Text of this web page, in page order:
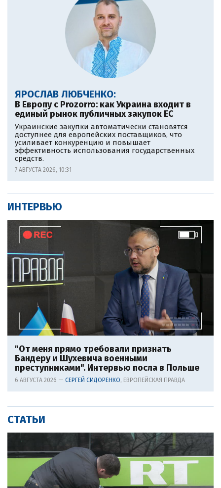
ЯРОСЛАВ ЛЮБЧЕНКО:
В Европу c Prozorro: как Украина входит в
единый рынок публичных закупок ЕС
Украинские закупки автоматически становятся
доступнее для европейских поставщиков, что
усиливает конкуренцию и повышает
эффективность использования государственных
средств.
7 АВГУСТА 2026, 10:31
ИНТЕРВЬЮ
"От меня прямо требовали признать
Бандеру и Шухевича военными
преступниками". Интервью посла в Польше
6 АВГУСТА 2026 — СЕРГЕЙ СИДОРЕНКО, ЕВРОПЕЙСКАЯ ПРАВДА
СТАТЬИ